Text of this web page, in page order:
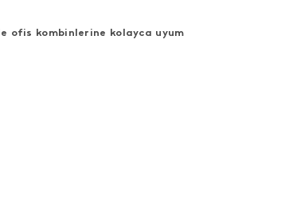
ofis kombinlerine kolayca uyum